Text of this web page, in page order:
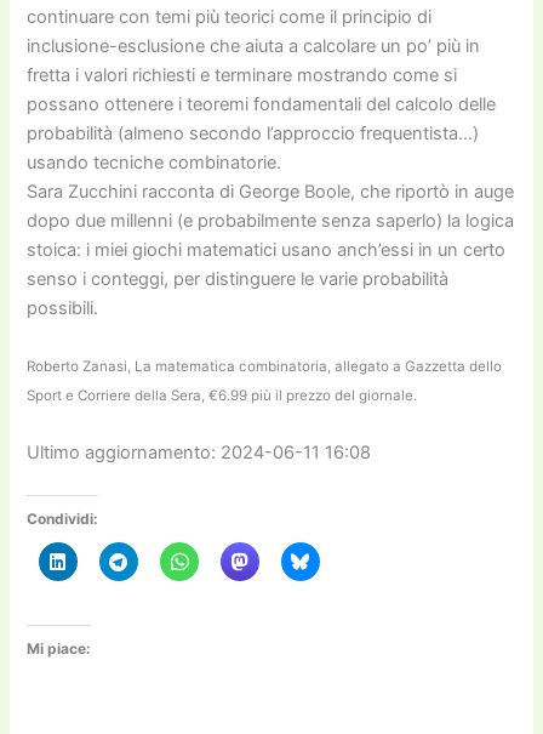
continuare con temi più teorici come il principio di
inclusione-esclusione che aiuta a calcolare un po’ più in
fretta i valori richiesti e terminare mostrando come si
possano ottenere i teoremi fondamentali del calcolo delle
probabilità (almeno secondo l’approccio frequentista…)
usando tecniche combinatorie.
Sara Zucchini racconta di George Boole, che riportò in auge
dopo due millenni (e probabilmente senza saperlo) la logica
stoica: i miei giochi matematici usano anch’essi in un certo
senso i conteggi, per distinguere le varie probabilità
possibili.
Roberto Zanasi, La matematica combinatoria, allegato a Gazzetta dello
Sport e Corriere della Sera, €6.99 più il prezzo del giornale.
Ultimo aggiornamento: 2024-06-11 16:08
Condividi:
Mi piace: